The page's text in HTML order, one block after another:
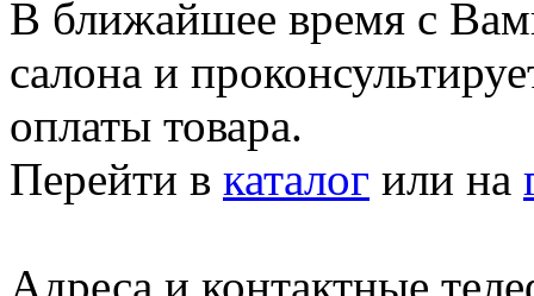
В ближайшее время с
салона и
оплаты товара.
Перейти в каталог или на
Адреса и контактные